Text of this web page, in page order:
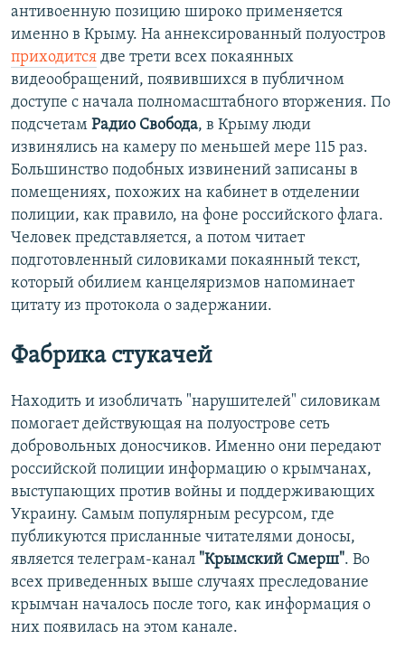
антивоенную позицию широко применяется
именно в Крыму. На аннексированный полуостров
приходится две трети всех покаянных
видеообращений, появившихся в публичном
доступе с начала полномасштабного вторжения. По
подсчетам Радио Свобода, в Крыму люди
извинялись на камеру по меньшей мере 115 раз.
Большинство подобных извинений записаны в
помещениях, похожих на кабинет в отделении
полиции, как правило, на фоне российского флага.
Человек представляется, а потом читает
подготовленный силовиками покаянный текст,
который обилием канцеляризмов напоминает
цитату из протокола о задержании.
Фабрика стукачей
Находить и изобличать "нарушителей" силовикам
помогает действующая на полуострове сеть
добровольных доносчиков. Именно они передают
российской полиции информацию о крымчанах,
выступающих против войны и поддерживающих
Украину. Самым популярным ресурсом, где
публикуются присланные читателями доносы,
является телеграм-канал "Крымский Смерш". Во
всех приведенных выше случаях преследование
крымчан началось после того, как информация о
них появилась на этом канале.